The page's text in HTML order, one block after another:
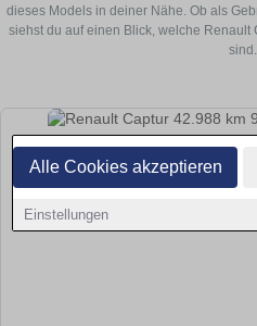
Alle Cookies akzeptieren
Einstellungen
dieses Models in deiner Nähe. Ob als
siehst du auf einen Blick, welche
sind.